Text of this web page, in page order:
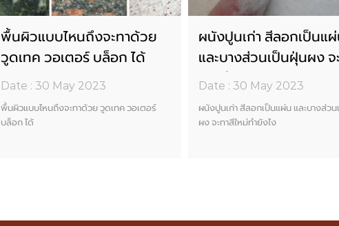
พื้นผิวแบบไหนถึงจะทาด้วย
วูดเทค วอเตอร์ บล็อก ได้
Date : 30 May 2023
พื้นผิวแบบไหนถึงจะทาด้วย วูดเทค วอเตอร์
บล็อก ได้
ผนังปูนเก่า สีลอกเป็นแ
และบางส่วนเป็นฝุ่นผง จ
ใหม่ทำยังไง
Date : 30 May 2023
ผนังปูนเก่า สีลอกเป็นแผ่น และบางส่ว
ผง จะทาสีใหม่ทำยังไง